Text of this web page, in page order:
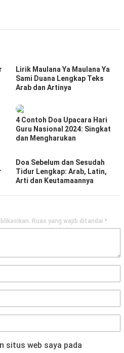
Lirik Maulana Ya Maulana Ya
Sami Duana Lengkap Teks
Arab dan Artinya
4 Contoh Doa Upacara Hari
Guru Nasional 2024: Singkat
dan Mengharukan
Doa Sebelum dan Sesudah
Tidur Lengkap: Arab, Latin,
Arti dan Keutamaannya
Ruas yang wajib ditandai *
situs web saya pada